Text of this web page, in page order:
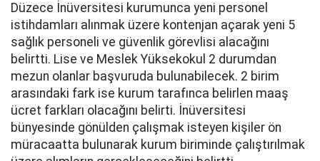
Düzece İnüversitesi kurumunca yeni personel
istihdamları alınmak üzere kontenjan açarak yeni 5
sağlık personeli ve güvenlik görevlisi alacağını
belirtti. Lise ve Meslek Yüksekokul 2 durumdan
mezun olanlar başvuruda bulunabilecek. 2 birim
arasındaki fark ise kurum tarafınca belirlen maaş
ücret farkları olacağını belirti. İnüversitesi
bünyesinde gönülden çalışmak isteyen kişiler ön
müracaatta bulunarak kurum biriminde çalıştırılmak